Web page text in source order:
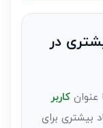
در
عنوانکاربر
بیشتری برای